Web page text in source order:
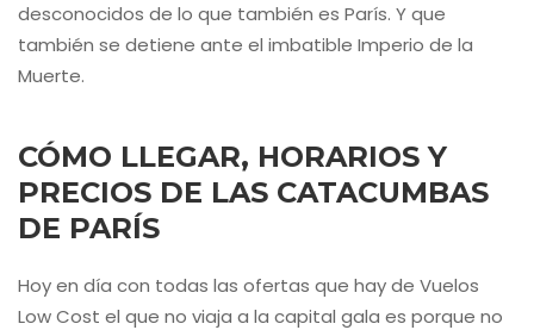
desconocidos de lo que también es París. Y que
también se detiene ante el imbatible Imperio de la
Muerte.
CÓMO LLEGAR, HORARIOS Y
PRECIOS DE LAS CATACUMBAS
DE PARÍS
Hoy en día con todas las ofertas que hay de Vuelos
Low Cost el que no viaja a la capital gala es porque no